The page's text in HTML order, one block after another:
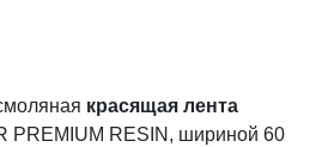
красящая лента
PREMIUM RESIN, шириной 60